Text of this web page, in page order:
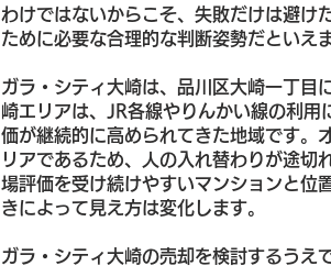
わけではないからこそ、失敗だけは避け
ために必要な合理的な判断姿勢だといえま
ガラ・シティ大崎は、品川区大崎一丁目
崎エリアは、JR各線やりんかい線の利
価が継続的に高められてきた地域です。
リアであるため、人の入れ替わりが途切
場評価を受け続けやすいマンションと位
きによって見え方は変化します。
ガラ・シティ大崎の売却を検討するうえ